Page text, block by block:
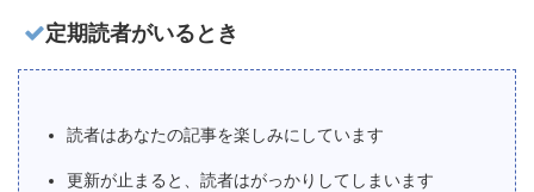
定期読者がいるとき
読者はあなたの記事を楽しみにしています
更新が止まると、読者はがっかりしてしまいます